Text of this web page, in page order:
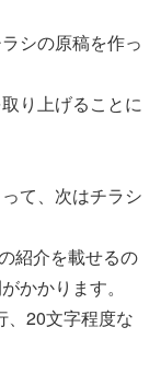
シの原稿を作っ
り上げることに
て、次はチラシ
紹介を載せるの
かかります。
、20文字程度な